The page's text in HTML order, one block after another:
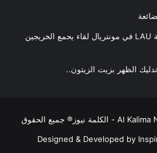
إفطار جامعة LAU في مونتريال لقاء يجمع الخريجين
الظهر بزيت الزيتون..
© حقوق النشر 2026، Al Kalima News - الكلمة نيوز® جميع الحقوق
Designed & Developed by